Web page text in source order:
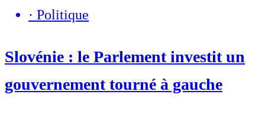
· Politique
Slovénie : le Parlement investit un
gouvernement tourné à gauche